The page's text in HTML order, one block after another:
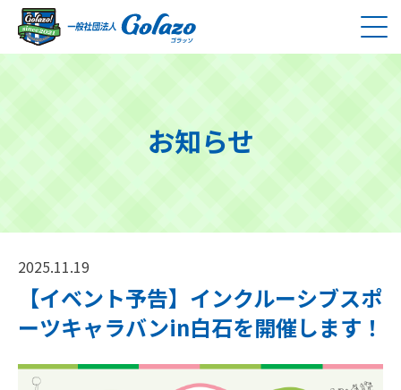
お知らせ
2025.11.19
【イベント予告】インクルーシブスポ
ーツキャラバンin白石を開催します！